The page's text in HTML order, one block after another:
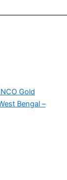
Gold
Bengal –